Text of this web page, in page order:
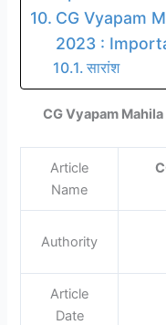
CG Vyapam
2023 :
सारांश
CG Vyapam
Article
Name
Authority
Article
Date